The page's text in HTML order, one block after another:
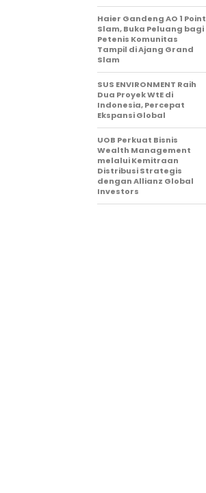
Haier Gandeng AO 1 Point
Slam, Buka Peluang bagi
Petenis Komunitas
Tampil di Ajang Grand
Slam
SUS ENVIRONMENT Raih
Dua Proyek WtE di
Indonesia, Percepat
Ekspansi Global
UOB Perkuat Bisnis
Wealth Management
melalui Kemitraan
Distribusi Strategis
dengan Allianz Global
Investors